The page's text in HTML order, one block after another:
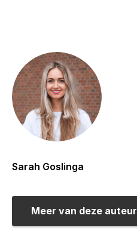
Sarah Goslinga
Meer van deze auteur